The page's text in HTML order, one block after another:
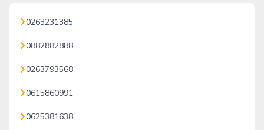
0263231385
0882882888
0263793568
0615860991
0625381638